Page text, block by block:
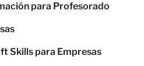
para Profesorado
Skills para Empresas